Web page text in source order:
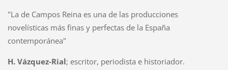
"La de Campos Reina es una de las producciones
novelísticas más finas y perfectas de la España
contemporánea"
H. Vázquez-Rial; escritor, periodista e historiador.